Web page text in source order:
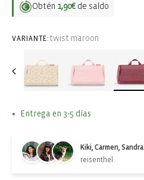
Obtén 1,90€ de saldo
VARIANTE: twist maroon
Entrega en 3-5 días
Kiki, Carmen, Sandra
reisenthel.